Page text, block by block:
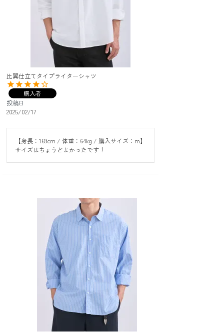
比翼仕立てタイプライターシャツ
購入者
投稿日
2025/02/17
【身長：169cm / 体重：64kg / 購入サイズ：m】
サイズはちょうどよかったです！